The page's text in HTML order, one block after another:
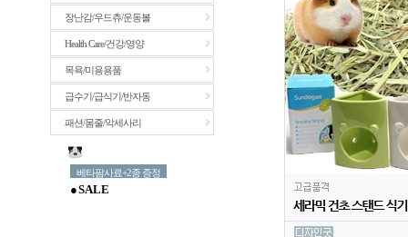
장난감/우드츄/운동볼
Health Care/건강/영양
목욕/미용용품
급수기/급식기/반자동
패션/몸줄/악세사리
베타팜사료+2종 증정
● S A L E